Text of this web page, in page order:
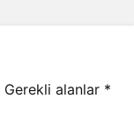
Gerekli alanlar *